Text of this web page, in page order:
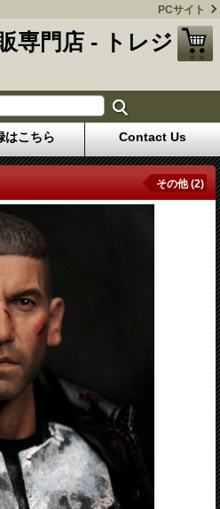
PCサイト
専門店 - トレジ
はこちら Contact Us
その他 (2)